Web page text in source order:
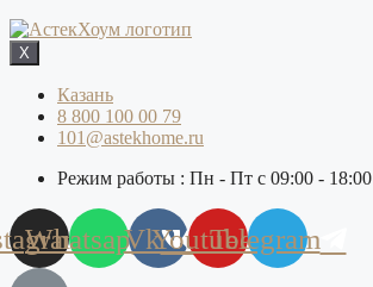
X
Казань
8 800 100 00 79
101@astekhome.ru
Режим работы : Пн - Пт с 09:00 - 18:00
Whatsapp
VkYoutubeTelegram